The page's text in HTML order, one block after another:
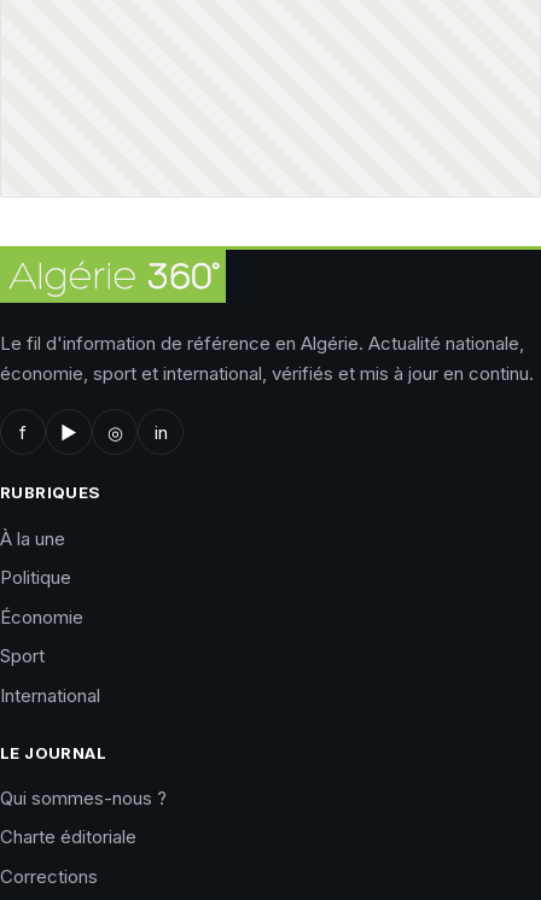
Le fil d'information de référence en Algérie. Actualité nationale,
économie, sport et international, vérifiés et mis à jour en continu.
f ▶ ◎ in
RUBRIQUES
À la une
Politique
Économie
Sport
International
LE JOURNAL
Qui sommes-nous ?
Charte éditoriale
Corrections